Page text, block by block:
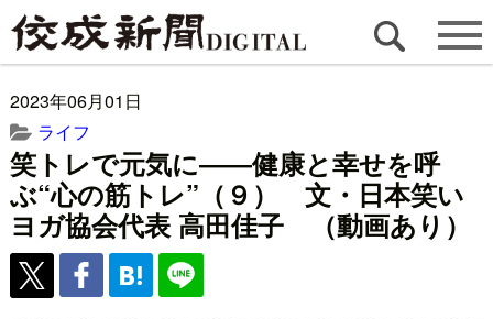
2023年06月01日
ライフ
笑トレで元気に――健康と幸せを呼
ぶ“心の筋トレ”（９） 文・日本笑い
ヨガ協会代表 高田佳子 （動画あり）